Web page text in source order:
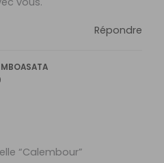
Répondre
“Calembour”